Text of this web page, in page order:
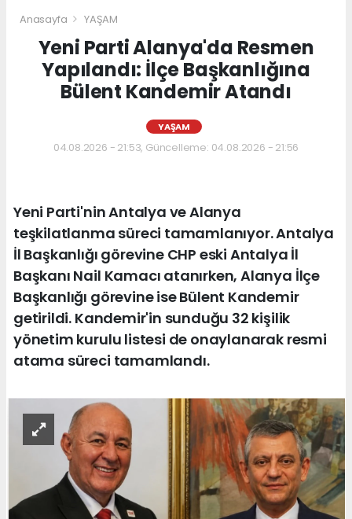
Anasayfa YAŞAM
Yeni Parti Alanya'da Resmen
Yapılandı: İlçe Başkanlığına
Bülent Kandemir Atandı
YAŞAM
04.08.2026 - 21:53, Güncelleme: 04.08.2026 - 21:56
Yeni Parti'nin Antalya ve Alanya
teşkilatlanma süreci tamamlanıyor. Antalya
İl Başkanlığı görevine CHP eski Antalya İl
Başkanı Nail Kamacı atanırken, Alanya İlçe
Başkanlığı görevine ise Bülent Kandemir
getirildi. Kandemir'in sunduğu 32 kişilik
yönetim kurulu listesi de onaylanarak resmi
atama süreci tamamlandı.